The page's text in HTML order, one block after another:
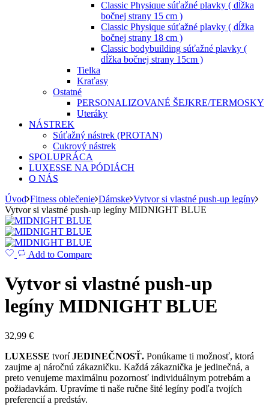
Classic Physique súťažné plavky ( dĺžka
bočnej strany 15 cm )
Classic Physique súťažné plavky ( dĺžka
bočnej strany 18 cm )
Classic bodybuilding súťažné plavky (
dĺžka bočnej strany 15cm )
Tielka
Kraťasy
Ostatné
PERSONALIZOVANÉ ŠEJKRE/TERMOSKY
Uteráky
NÁSTREK
Súťažný nástrek (PROTAN)
Cukrový nástrek
SPOLUPRÁCA
LUXESSE NA PÓDIÁCH
O NÁS
Úvod Fitness oblečenie Dámske Vytvor si vlastné push-up legíny
Vytvor si vlastné push-up legíny MIDNIGHT BLUE
Add to Compare
Vytvor si vlastné push-up
legíny MIDNIGHT BLUE
32,99 €
LUXESSE tvoríJEDINEČNOSŤ. Ponúkame ti možnosť, ktorá
zaujme aj náročnú zákazničku. Každá zákaznička je jedinečná, a
preto venujeme maximálnu pozornosť individuálnym potrebám a
požiadavkám. Upravíme ti naše ručne šité legíny podľa tvojích
preferencií a predstáv.